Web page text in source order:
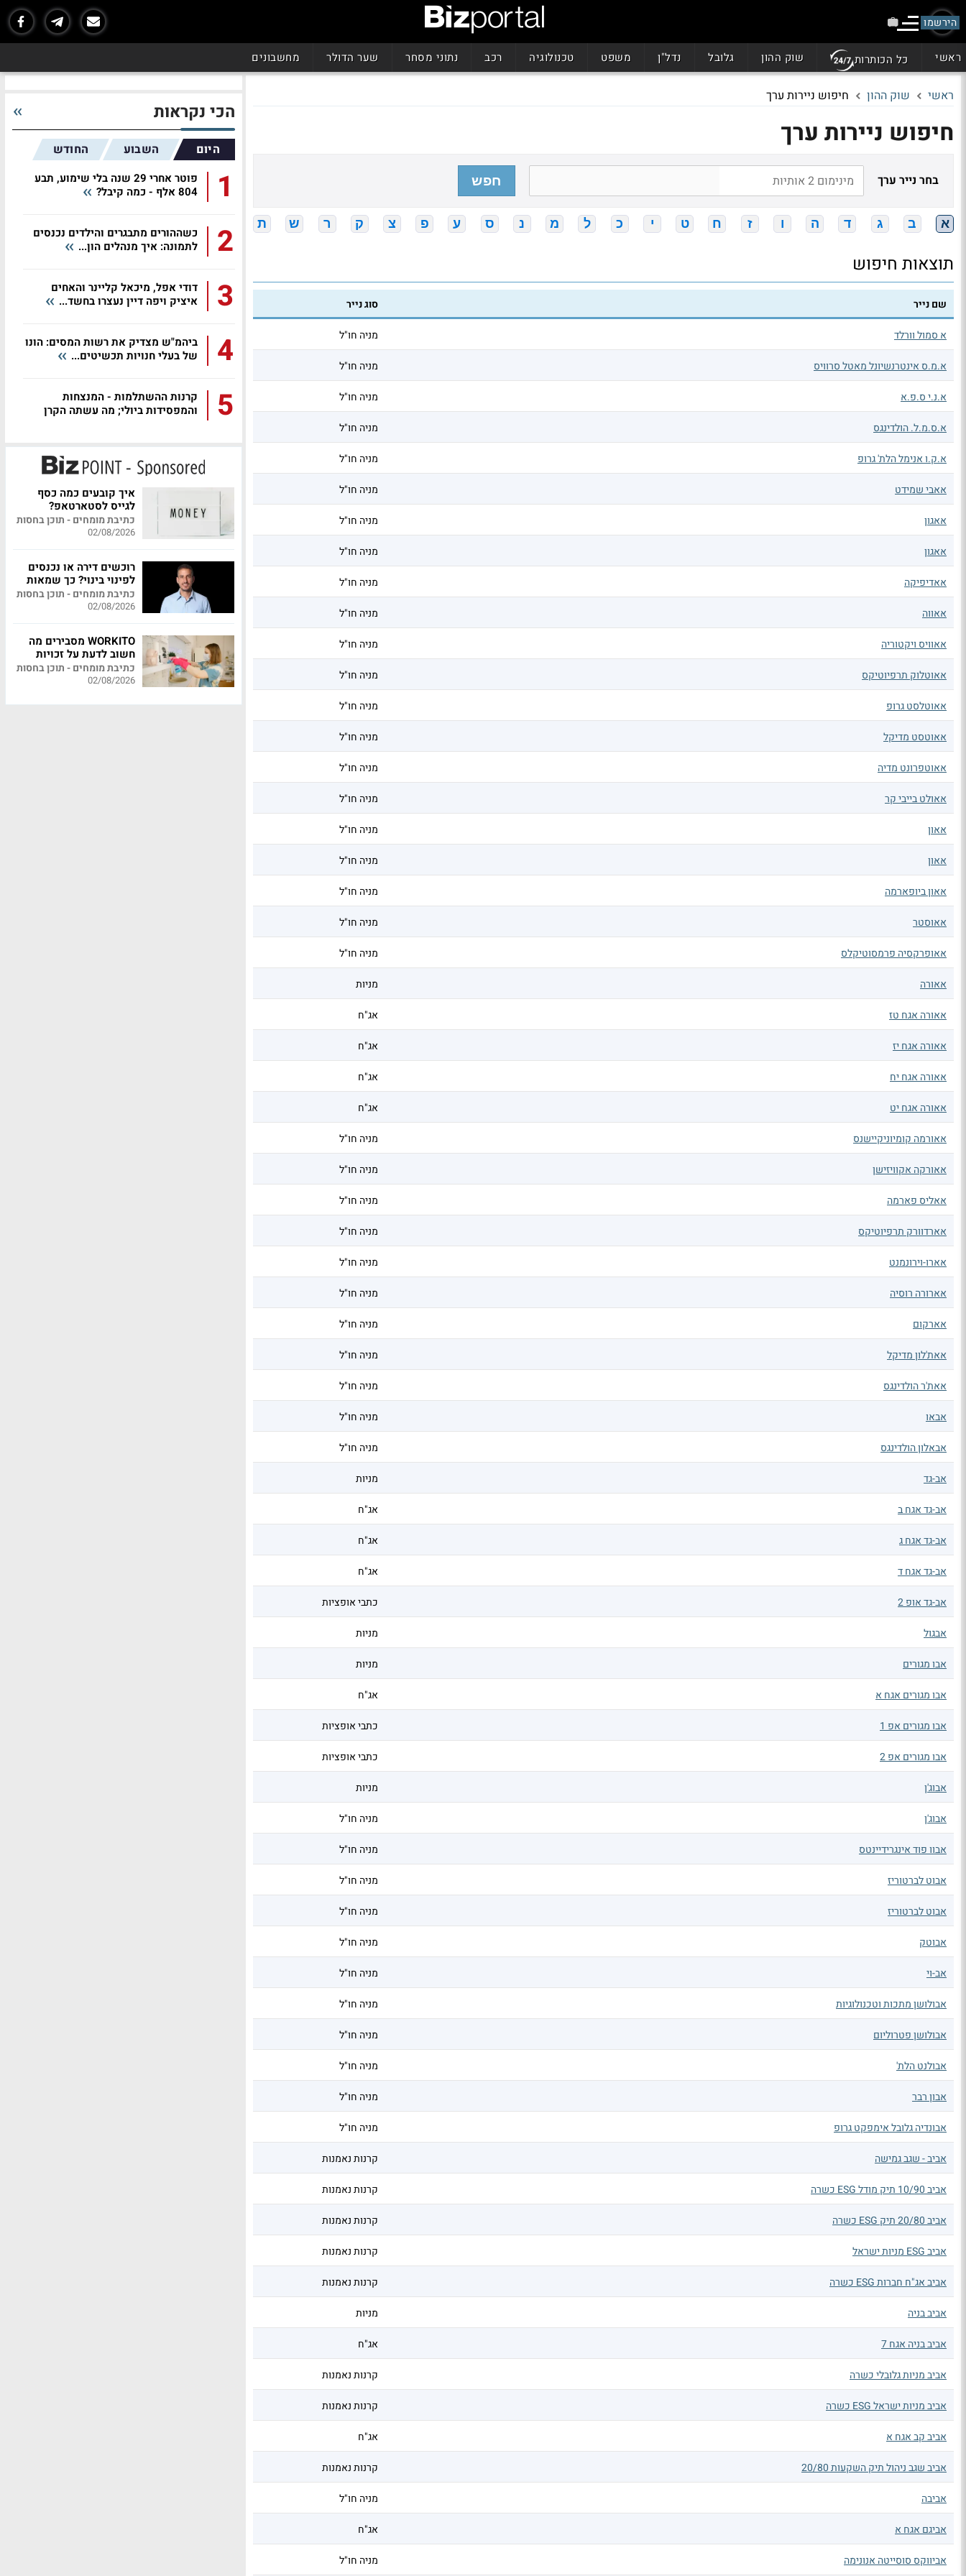
הירשמו
ראשי כל הכותרות שוק ההון גלובל נדל"ן משפט טכנולוגיה רכב נתוני מסחר שער הדולר מחשבונים
ראשי שוק ההון חיפוש ניירות ערך
חיפוש ניירות ערך
בחר נייר ערך חפש
א ב ג ד ה ו ז ח ט י כ ל מ נ ס ע פ צ ק ר ש ת
תוצאות חיפוש
שם נייר סוג נייר
א סמול וורלד מניה חו"ל
א.מ.ס אינטרנשיונל מאטל סרוויס מניה חו"ל
א.נ.י ס.פ.א מניה חו"ל
א.ס.מ.ל. הולדינגס מניה חו"ל
א.ק.ו אנימל הלת' גרופ מניה חו"ל
אאבי שמידט מניה חו"ל
אאגון מניה חו"ל
אאגון מניה חו"ל
אאדיפיקה מניה חו"ל
אאווה מניה חו"ל
אאוויס ויקטוריה מניה חו"ל
אאוטלוק תרפיוטיקס מניה חו"ל
אאוטלסט גרופ מניה חו"ל
אאוטסט מדיקל מניה חו"ל
אאוטפרונט מדיה מניה חו"ל
אאולט בייבי קר מניה חו"ל
אאון מניה חו"ל
אאון מניה חו"ל
אאון ביופארמה מניה חו"ל
אאוסטר מניה חו"ל
אאופרקסיה פרמסוטיקלס מניה חו"ל
אאורה מניות
אאורה אגח טז אג"ח
אאורה אגח יז אג"ח
אאורה אגח יח אג"ח
אאורה אגח יט אג"ח
אאורמה קומיוניקיישנס מניה חו"ל
אאורקה אקוויזישן מניה חו"ל
אאליס פארמה מניה חו"ל
אארדוורק תרפיוטיקס מניה חו"ל
אארו-וירונמנט מניה חו"ל
אארורה רוסיה מניה חו"ל
אארקום מניה חו"ל
אאת'לון מדיקל מניה חו"ל
אאת'ר הולדינגס מניה חו"ל
אבאו מניה חו"ל
אבאלון הולדינגס מניה חו"ל
אב-גד מניות
אב-גד אגח ב אג"ח
אב-גד אגח ג אג"ח
אב-גד אגח ד אג"ח
אב-גד אופ 2 כתבי אופציות
אבגול מניות
אבו מגורים מניות
אבו מגורים אגח א אג"ח
אבו מגורים אפ 1 כתבי אופציות
אבו מגורים אפ 2 כתבי אופציות
אבוג'ן מניות
אבוג'ן מניה חו"ל
אבוו פוד אינגרידיינטס מניה חו"ל
אבוט לברטוריז מניה חו"ל
אבוט לברטוריז מניה חו"ל
אבוטק מניה חו"ל
אב-וי מניה חו"ל
אבולושן מתכות וטכנולוגיות מניה חו"ל
אבולושן פטרוליום מניה חו"ל
אבולנט הלת' מניה חו"ל
אבון רבר מניה חו"ל
אבונדיה גלובל אימפקט גרופ מניה חו"ל
אביב - שגב גמישה קרנות נאמנות
אביב 10/90 תיק מודל ESG כשרה קרנות נאמנות
אביב 20/80 תיק ESG כשרה קרנות נאמנות
אביב ESG מניות ישראל קרנות נאמנות
אביב אג"ח חברות ESG כשרה קרנות נאמנות
אביב בניה מניות
אביב בניה אגח 7 אג"ח
אביב מניות גלובלי כשרה קרנות נאמנות
אביב מניות ישראל ESG כשרה קרנות נאמנות
אביב קב אגח א אג"ח
אביב שגב ניהול תיק השקעות 20/80 קרנות נאמנות
אביבה מניה חו"ל
אביגם אגח א אג"ח
אביווקס סוסייטה אנונימה מניה חו"ל
הכי נקראות
היום השבוע החודש
1
פוטר אחרי 29 שנה בלי שימוע, תבע
804 אלף - כמה קיבל?
2
כשההורים מתבגרים והילדים נכנסים
לתמונה: איך מנהלים הון...
3
דודי אפל, מיכאל קליינר והאחים
איציק ויפה דיין נעצרו בחשד...
4
ביהמ"ש מצדיק את רשות המסים: הונו
של בעלי חנויות תכשיטים...
5
קרנות ההשתלמות - המנצחות
והמפסידות ביולי; מה עשתה הקרן
איך קובעים כמה כסף
לגייס לסטארטאפ?
כתיבת מומחים - תוכן בחסות
02/08/2026
רוכשים דירה או נכנסים
לפינוי בינוי? כך שמאות
מקצועית יכולה לחסוך
לכם מאות אלפי שקלים
כתיבת מומחים - תוכן בחסות
02/08/2026
WORKITO מסבירים מה
חשוב לדעת על זכויות
עובדי משק בית
כתיבת מומחים - תוכן בחסות
02/08/2026